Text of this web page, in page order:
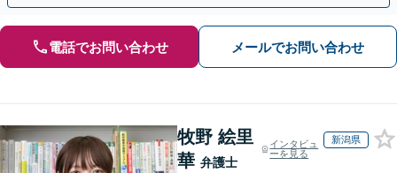
電話でお問い合わせ メールでお問い合わせ
牧野 絵里
華 弁護士
インタビュ
ーを見る
新潟県